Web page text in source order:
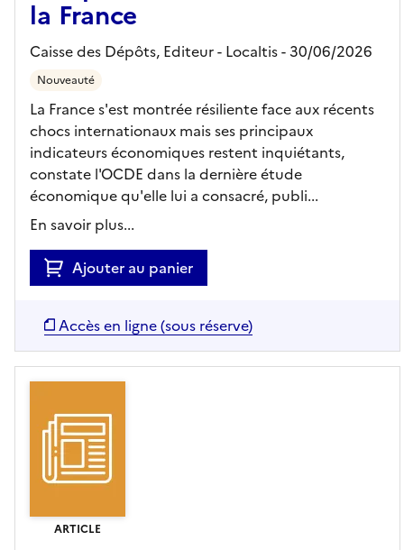
la France
Caisse des Dépôts, Editeur- Localtis- 30/06/2026
Nouveauté
La France s'est montrée résiliente face aux récents
chocs internationaux mais ses principaux
indicateurs économiques restent inquiétants,
constate l'OCDE dans la dernière étude
économique qu'elle lui a consacré, publi...
En savoir plus...
Ajouter au panier
Accès en ligne (sous réserve)
ARTICLE